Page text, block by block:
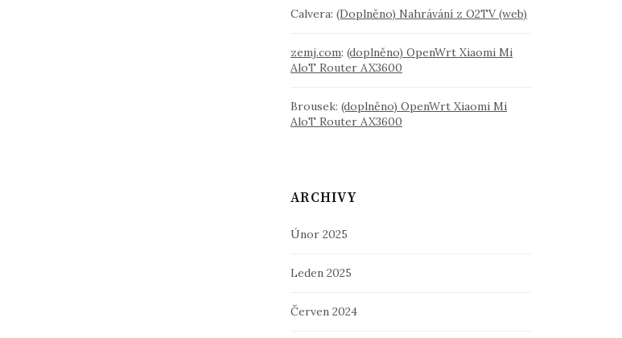
Calvera:(Doplněno) Nahrávání z O2TV (web)
zemj.com:(doplněno) OpenWrt Xiaomi Mi
AloT Router AX3600
Brousek:(doplněno) OpenWrt Xiaomi Mi
AloT Router AX3600
ARCHIVY
Únor 2025
Leden 2025
Červen 2024